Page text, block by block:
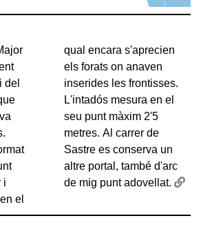
del
i
el
el
un
de mig punt adovellat.